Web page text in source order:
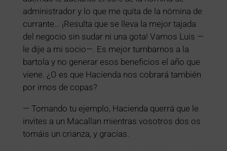
administrador y lo que me quita de la nómina de
currante… ¡Resulta que se lleva la mejor tajada
del negocio sin sudar ni una gota! Vamos Luis —
le dije a mi socio—. Es mejor tumbarnos a la
bartola y no generar esos beneficios el año que
viene. ¿O es que Hacienda nos cobrará también
por irnos de copas?
— Tomando tu ejemplo, Hacienda querrá que le
invites a un Macallan mientras vosotros dos os
tomáis un crianza, y gracias.